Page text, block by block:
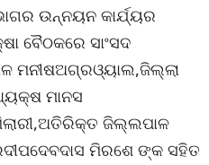
ଉନ୍ନୟନ କାର୍ଯ୍ୟର
ବୈଠକରେ ସାଂସଦ
ମନୀଷଅଗ୍ରଓ୍ୟାଲ,ଜିଲ୍ଲା
ମାନସ
ଜିଲ୍ଲପାଳ
ମିରଶେ ଙ୍କ ସହିତ